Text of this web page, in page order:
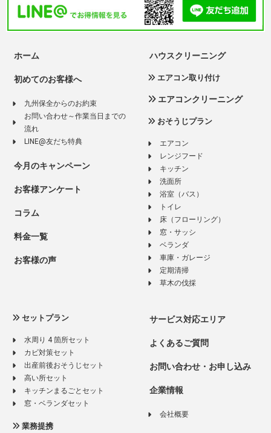
ホーム
初めてのお客様へ
九州保全からのお約束
お問い合わせ～作業当日までの
流れ
LINE@友だち特典
今月のキャンペーン
お客様アンケート
コラム
料金一覧
お客様の声
ハウスクリーニング
エアコン取り付け
エアコンクリーニング
おそうじプラン
エアコン
レンジフード
キッチン
洗面所
浴室（バス）
トイレ
床（フローリング）
窓・サッシ
ベランダ
車庫・ガレージ
定期清掃
草木の伐採
セットプラン
水周り 4 箇所セット
カビ対策セット
出産前後おそうじセット
高い所セット
キッチンまるごとセット
窓・ベランダセット
業務提携
サービス対応エリア
よくあるご質問
お問い合わせ・お申し込み
企業情報
会社概要